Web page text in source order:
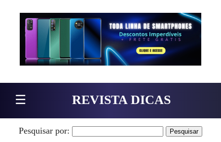
Pular para o conteúdo
☰ REVISTA DICAS
Pesquisar por: